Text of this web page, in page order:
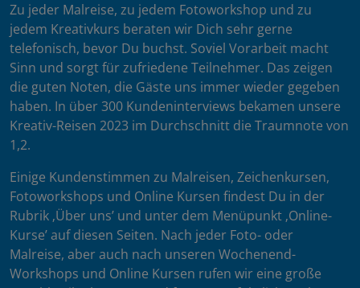
Zu jeder Malreise, zu jedem Fotoworkshop und zu
jedem Kreativkurs beraten wir Dich sehr gerne
telefonisch, bevor Du buchst. Soviel Vorarbeit macht
Sinn und sorgt für zufriedene Teilnehmer. Das zeigen
die guten Noten, die Gäste uns immer wieder gegeben
haben. In über 300 Kundeninterviews bekamen unsere
Kreativ-Reisen 2023 im Durchschnitt die Traumnote von
1,2.
Einige Kundenstimmen zu Malreisen, Zeichenkursen,
Fotoworkshops und Online Kursen findest Du in der
Rubrik ‚Über uns’ und unter dem Menüpunkt ‚Online-
Kurse’ auf diesen Seiten. Nach jeder Foto- oder
Malreise, aber auch nach unseren Wochenend-
Workshops und Online Kursen rufen wir eine große